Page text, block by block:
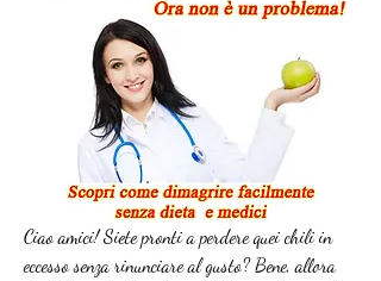
Ciao amici! Siete pronti a perdere quei chili in
eccesso senza rinunciare al gusto? Bene, allora